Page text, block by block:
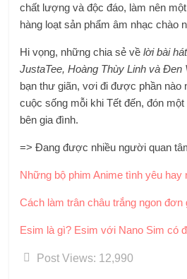
chất lượng và độc đáo, làm nên
hàng loạt sản phẩm âm nhạc chào
Hi vọng, những chia sẻ vềlời bài
JustaTee, Hoàng Thùy Linh và Đen
bạn thư giãn, vơi đi được phần nào
cuộc sống mỗi khi Tết đến, đón
bên gia đình.
=> Đang được nhiều người quan
Những bộ phim Anime tình yêu hay
Cách làm trân châu trắng ngon đơn
Esim là gì? Esim với Nano Sim có
Post Views: 12,990